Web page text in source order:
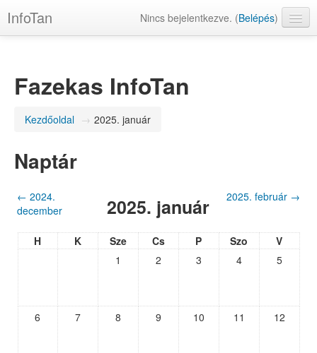
InfoTan Nincs bejelentkezve. (Belépés)
Fazekas InfoTan
Kezdőoldal → 2025. január
Naptár
← 2024.
december
2025. január 2025. február →
H K Sze Cs P Szo
V
1
2 3 4 5
6 7 8 9 10 11 12